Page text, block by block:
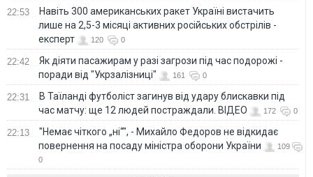
22:53
Навіть 300 американських ракет Україні вистачить
лише на 2,5-3 місяці активних російських обстрілів -
експерт
120 0
22:42
Як діяти пасажирам у разі загрози під час подорожі -
поради від "Укрзалізниці"
161 0
22:31
В Таїланді футболіст загинув від удару блискавки під
час матчу: ще 12 людей постраждали. ВІДЕО
172 0
22:13
"Немає чіткого „ні“", - Михайло Федоров не відкидає
повернення на посаду міністра оборони України
109
0